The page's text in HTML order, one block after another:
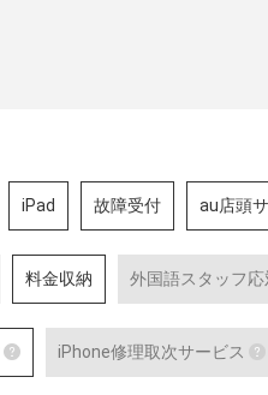
iPad 故障受付 au店頭
ータイの購入
などのアフタ
レビ電話サービスで外国語通訳可
タッフが応対可能な店舗です。
料金収納 外国語スタッフ応
iPhone修理取次サービス